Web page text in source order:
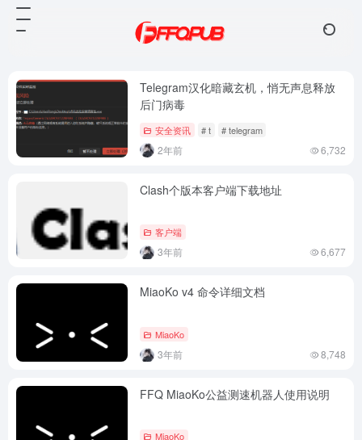
Telegram汉化暗藏玄机，悄无声息释放
后门病毒
安全资讯 # t # telegram
2年前 6,732
Clash个版本客户端下载地址
客户端
3年前 6,677
MiaoKo v4 命令详细文档
MiaoKo
3年前 8,748
FFQ MiaoKo公益测速机器人使用说明
MiaoKo